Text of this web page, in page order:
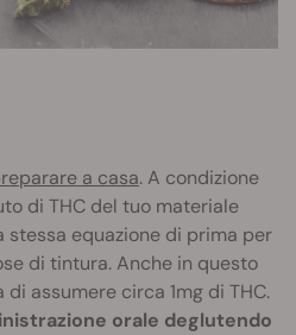
a casa. A condizione
di THC del tuo materiale
stessa equazione di prima per
di tintura. Anche in questo
assumere circa 1mg di THC.
orale deglutendo